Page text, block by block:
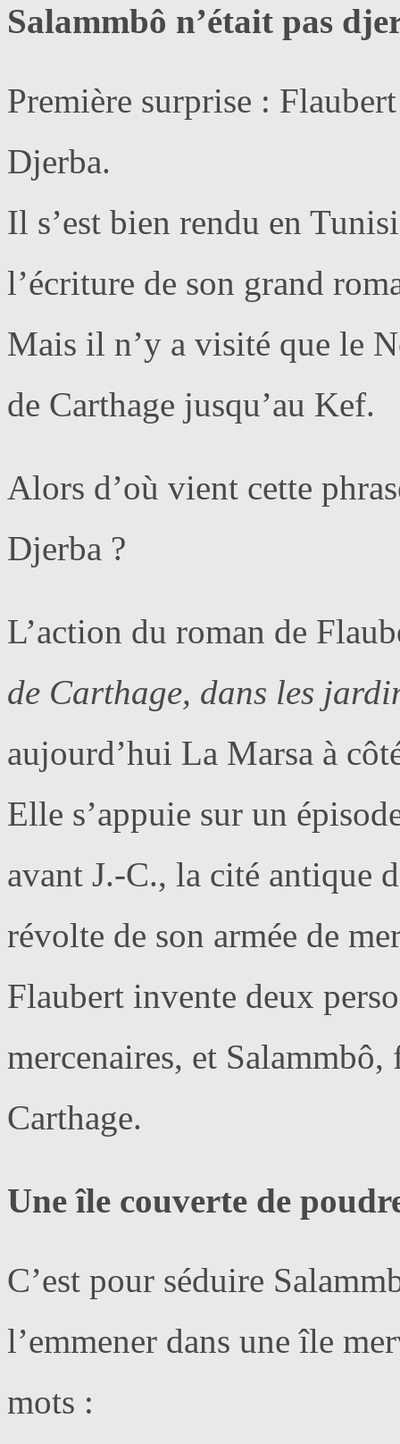
Salammbô n’était pas
Première surprise :
Djerba.
Il s’est bien rendu en
l’écriture de son grand
Mais il n’y a visité que le
de Carthage jusqu’au Kef.
Alors d’où vient cette
Djerba ?
L’action du roman de
de Carthage, dans les
aujourd’hui La Marsa à
Elle s’appuie sur un
avant J.-C., la cité antique
révolte de son armée de
Flaubert invente deux
mercenaires, et
Carthage.
Une île couverte de
C’est pour séduire
l’emmener dans une île
mots :